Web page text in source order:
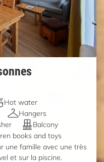
Hot water
Hangers
Balcony
books and toys
une famille avec une très
et sur la piscine.